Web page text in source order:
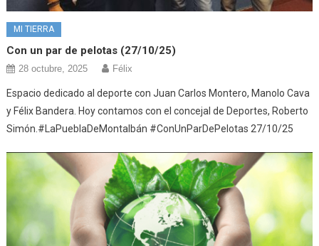
MI TIERRA
Con un par de pelotas (27/10/25)
28 octubre, 2025 Félix
Espacio dedicado al deporte con Juan Carlos Montero, Manolo Cava
y Félix Bandera. Hoy contamos con el concejal de Deportes, Roberto
Simón.#LaPueblaDeMontalbán #ConUnParDePelotas 27/10/25